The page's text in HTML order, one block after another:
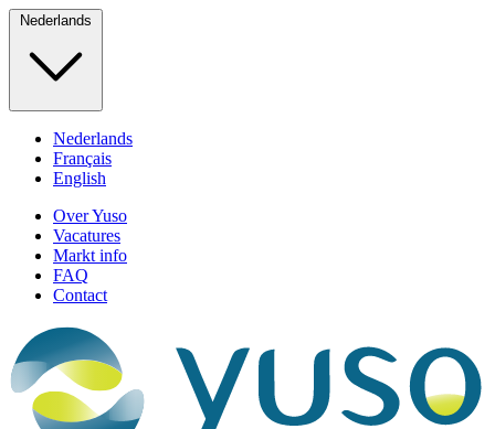
Nederlands
Nederlands
Français
English
Over Yuso
Vacatures
Markt info
FAQ
Contact